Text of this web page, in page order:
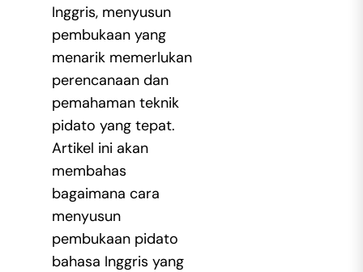
Inggris, menyusun
pembukaan yang
menarik memerlukan
perencanaan dan
pemahaman teknik
pidato yang tepat.
Artikel ini akan
membahas
bagaimana cara
menyusun
pembukaan pidato
bahasa Inggris yang